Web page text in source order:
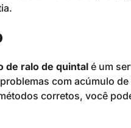
de ralo de quintal é um
com acúmulo
corretos, você